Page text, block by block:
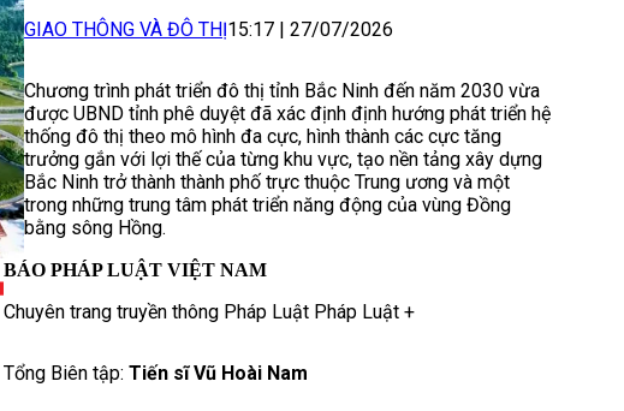
GIAO THÔNG VÀ ĐÔ THỊ15:17 | 27/07/2026
Chương trình phát triển đô thị tỉnh Bắc Ninh đến năm 2030 vừa
được UBND tỉnh phê duyệt đã xác định định hướng phát triển hệ
thống đô thị theo mô hình đa cực, hình thành các cực tăng
trưởng gắn với lợi thế của từng khu vực, tạo nền tảng xây dựng
Bắc Ninh trở thành thành phố trực thuộc Trung ương và một
trong những trung tâm phát triển năng động của vùng Đồng
bằng sông Hồng.
BÁO PHÁP LUẬT VIỆT NAM
Chuyên trang truyền thông Pháp Luật Pháp Luật +
Tổng Biên tập: Tiến sĩ Vũ Hoài Nam